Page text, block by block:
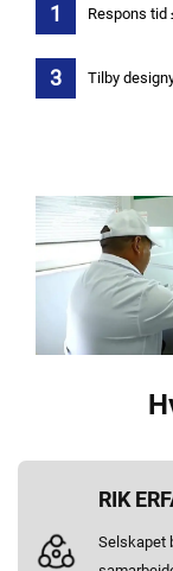
Respons tid
Tilby
RIK
Selskapet